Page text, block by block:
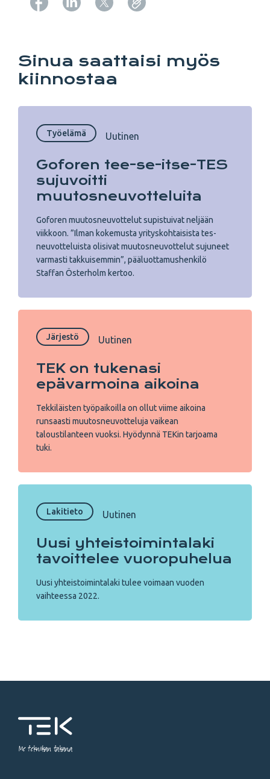
Sinua saattaisi myös
kiinnostaa
Työelämä Uutinen
Goforen tee-se-itse-TES
sujuvoitti
muutosneuvotteluita
Goforen muutosneuvottelut supistuivat neljään
viikkoon. ”Ilman kokemusta yrityskohtaisista tes-
neuvotteluista olisivat muutosneuvottelut sujuneet
varmasti takkuisemmin”, pääluottamushenkilö
Staffan Österholm kertoo.
Järjestö Uutinen
TEK on tukenasi
epävarmoina aikoina
Tekkiläisten työpaikoilla on ollut viime aikoina
runsaasti muutosneuvotteluja vaikean
taloustilanteen vuoksi. Hyödynnä TEKin tarjoama
tuki.
Lakitieto Uutinen
Uusi yhteistoimintalaki
tavoittelee vuoropuhelua
Uusi yhteistoimintalaki tulee voimaan vuoden
vaihteessa 2022.
Me tekniikan takana